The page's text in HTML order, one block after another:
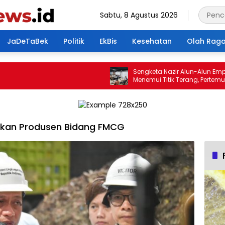
Sabtu, 8 Agustus 2026
JaDeTaBek Politik EkBis Kesehatan Olah Raga
Sengketa Nazir Alun-Alun Empang
Menemui Titik Terang, Pertemuan
Hasilkan 4 Poin Kesepakatan
Produsen Bidang FMCG